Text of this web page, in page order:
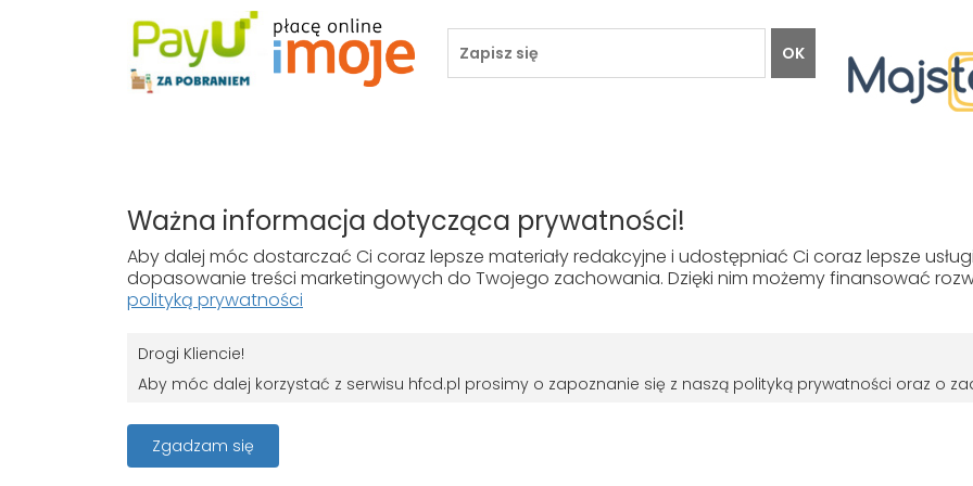
OK
Koszty dostawy
Gwarancja i zwroty
Płatności
Zaloguj się
Regulamin
Polityka prywatności
Kontakt
© HFCD - HF Centrum Dystrybucyjne- Wszelkie prawa
Ważna informacja dotycząca prywatności!
Aby dalej móc dostarczać Ci coraz lepsze materiały redakcyjne i udostępniać Ci coraz lepsze
dopasowanie treści marketingowych do Twojego zachowania. Dzięki nim możemy finansować
polityką prywatności
Drogi Kliencie!
Aby móc dalej korzystać z serwisu hfcd.pl prosimy o zapoznanie się z naszą polityką prywatności oraz o
Z dniem 25 maja 2018 r. rozpoczyna obowiązywanie Rozporządzenie Parlamentu Europejskiego i Rady (UE)
ochrony osób fizycznych w związku z przetwarzaniem danych osobowych i w sprawie swobodnego
Zgadzam się